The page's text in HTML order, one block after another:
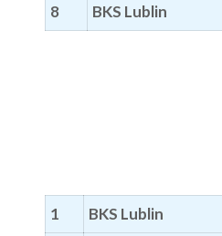
8
BKS Lublin
1 BKS Lublin